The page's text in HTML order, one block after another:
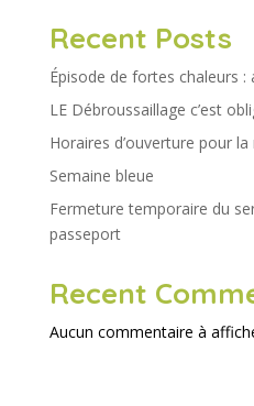
Recent Posts
Épisode de fortes chaleurs
LE Débroussaillage c’est
Horaires d’ouverture pour la
Semaine bleue
Fermeture temporaire du
passeport
Recent
Aucun commentaire à